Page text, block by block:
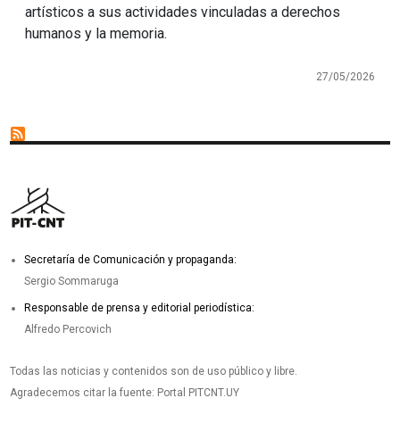
artísticos a sus actividades vinculadas a derechos
humanos y la memoria.
27/05/2026
Secretaría de Comunicación y propaganda:
Sergio Sommaruga
Responsable de prensa y editorial periodística:
Alfredo Percovich
Todas las noticias y contenidos son de uso público y libre.
Agradecemos citar la fuente: Portal PITCNT.UY